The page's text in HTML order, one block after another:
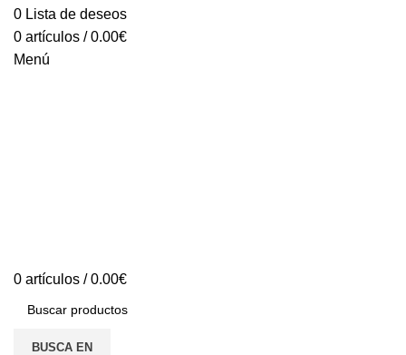
0 Lista de deseos
0 artículos / 0.00€
Menú
0 artículos / 0.00€
BUSCA EN